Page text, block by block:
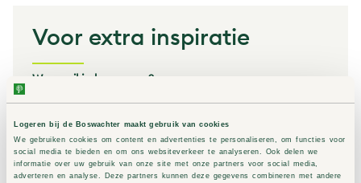
Logeren bij de Boswachter maakt gebruik van cookies
We gebruiken cookies om content en advertenties te personaliseren, om functies voor
social media te bieden en om ons websiteverkeer te analyseren. Ook delen we
informatie over uw gebruik van onze site met onze partners voor social media,
adverteren en analyse. Deze partners kunnen deze gegevens combineren met andere
Voor extra inspiratie
Waar wil je kamperen?
Kamperen op de Wadden
Kamperen op de Veluwe
Nachtje weg in de natuur